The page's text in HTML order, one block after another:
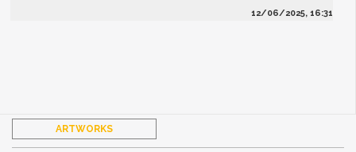
12/06/2025, 16:31
ARTWORKS